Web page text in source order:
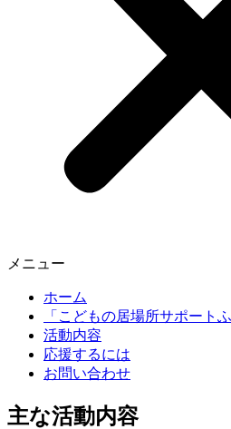
メニュー
ホーム
「こどもの居場所サポート
活動内容
応援するには
お問い合わせ
主な活動内容